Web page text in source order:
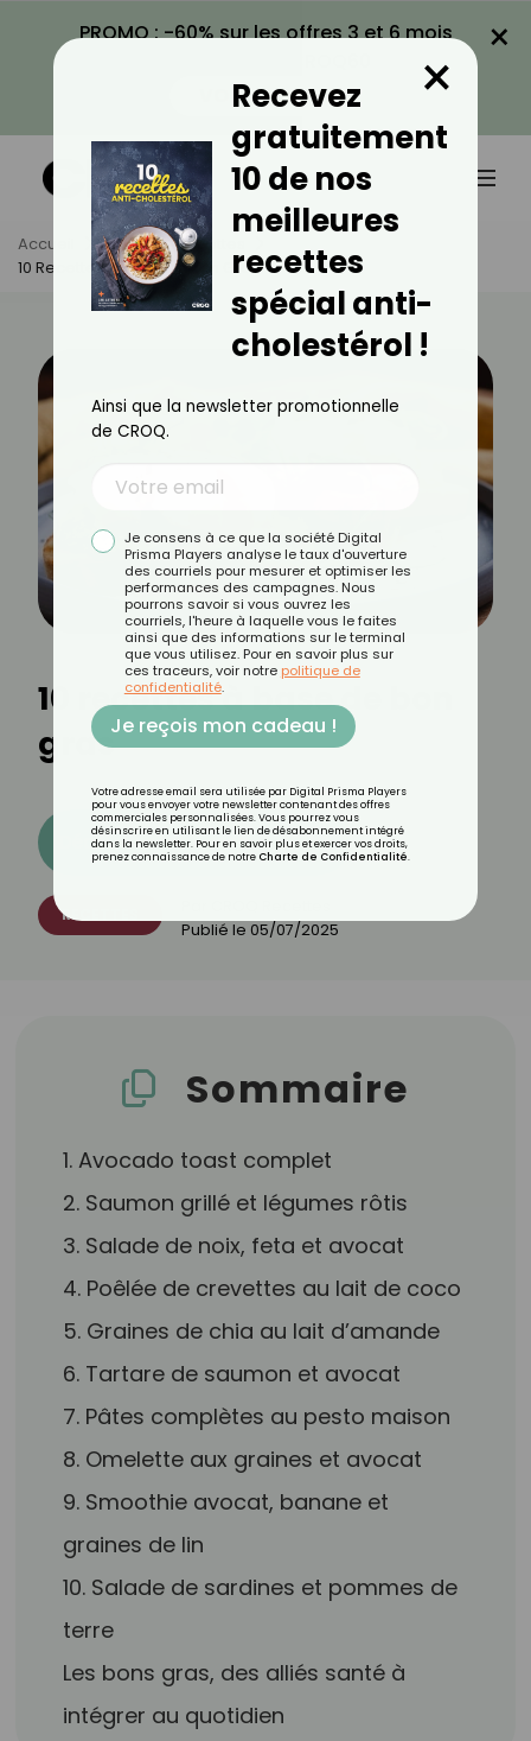
PROMO : -60% sur les offres 3 et 6 mois
VOIR LA PROMO
×
Accueil Actus
Recettes
10 Recettes À Base De Bon Gras
10 recettes à base de bon
gras
Découvrez les 11 menus CROQ
RECETTES
Publié le 05/07/2025
Sommaire
1. Avocado toast complet
2. Saumon grillé et légumes rôtis
3. Salade de noix, feta et avocat
4. Poêlée de crevettes au lait de coco
5. Graines de chia au lait d’amande
6. Tartare de saumon et avocat
7. Pâtes complètes au pesto maison
8. Omelette aux graines et avocat
9. Smoothie avocat, banane et
graines de lin
10. Salade de sardines et pommes de
terre
Les bons gras, des alliés santé à
intégrer au quotidien
Recevez
gratuitement
10 de nos
meilleures
recettes
spécial anti-
cholestérol !
×
Ainsi que la newsletter promotionnelle
de CROQ.
Je consens à ce que la société Digital
Prisma Players analyse le taux d'ouverture
des courriels pour mesurer et optimiser les
performances des campagnes. Nous
pourrons savoir si vous ouvrez les
courriels, l'heure à laquelle vous le faites
ainsi que des informations sur le terminal
que vous utilisez. Pour en savoir plus sur
ces traceurs, voir notre politique de
confidentialité.
Je reçois mon cadeau !
Votre adresse email sera utilisée par Digital Prisma Players
pour vous envoyer votre newsletter contenant des offres
commerciales personnalisées. Vous pourrez vous
désinscrire en utilisant le lien de désabonnement intégré
dans la newsletter. Pour en savoir plus et exercer vos droits,
prenez connaissance de notre Charte de Confidentialité.